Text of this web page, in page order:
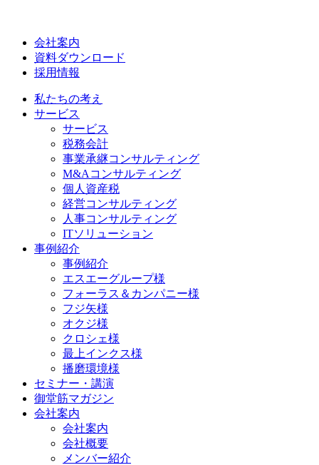
会社案内
資料ダウンロード
採用情報
私たちの考え
サービス
サービス
税務会計
事業承継コンサルティング
M&Aコンサルティング
個人資産税
経営コンサルティング
人事コンサルティング
ITソリューション
事例紹介
事例紹介
エスエーグループ様
フォーラス＆カンパニー様
フジ矢様
オクジ様
クロシェ様
最上インクス様
播磨環境様
セミナー・講演
御堂筋マガジン
会社案内
会社案内
会社概要
メンバー紹介